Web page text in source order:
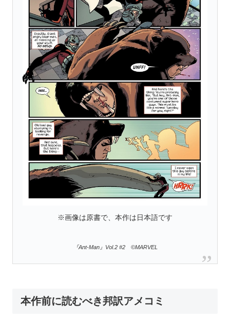
※画像は原書で、本作は日本語です
『Ant-Man』Vol.2 #2 ©MARVEL
本作前に読むべき邦訳アメコミ